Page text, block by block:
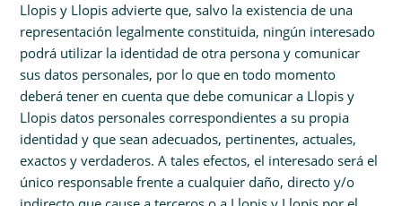
Llopis y Llopis advierte que, salvo la existencia de una
representación legalmente constituida, ningún interesado
podrá utilizar la identidad de otra persona y comunicar
sus datos personales, por lo que en todo momento
deberá tener en cuenta que debe comunicar a Llopis y
Llopis datos personales correspondientes a su propia
identidad y que sean adecuados, pertinentes, actuales,
exactos y verdaderos. A tales efectos, el interesado será el
único responsable frente a cualquier daño, directo y/o